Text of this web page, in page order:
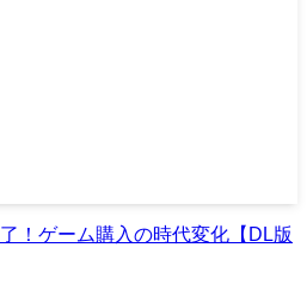
！ゲーム購入の時代変化【DL版